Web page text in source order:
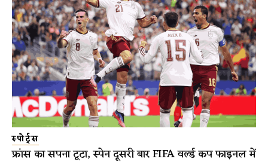
स्पोर्ट्स
फ्रांस का सपना टूटा, स्पेन दूसरी बार FIFA वर्ल्ड कप फाइनल में